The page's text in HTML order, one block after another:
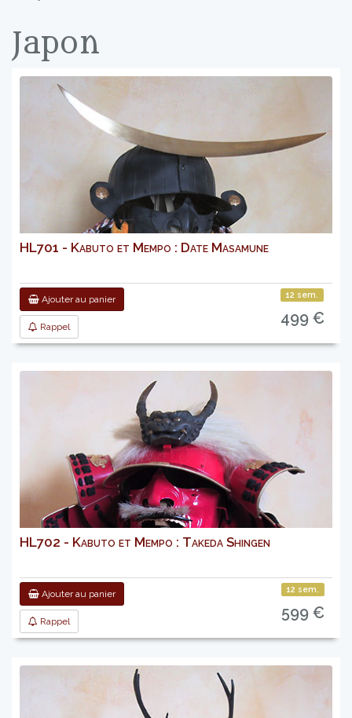
Japon
HL701 - Kabuto et Mempo : Date Masamune
Ajouter au panier
Rappel
12 sem.
499 €
HL702 - Kabuto et Mempo : Takeda Shingen
Ajouter au panier
Rappel
12 sem.
599 €